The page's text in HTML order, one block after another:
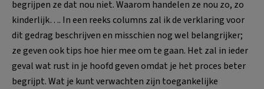
begrijpen ze dat nou niet. Waarom handelen ze nou zo, zo
kinderlijk…. In een reeks columns zal ik de verklaring voor
dit gedrag beschrijven en misschien nog wel belangrijker;
ze geven ook tips hoe hier mee om te gaan. Het zal in ieder
geval wat rust in je hoofd geven omdat je het proces beter
begrijpt. Wat je kunt verwachten zijn toegankelijke